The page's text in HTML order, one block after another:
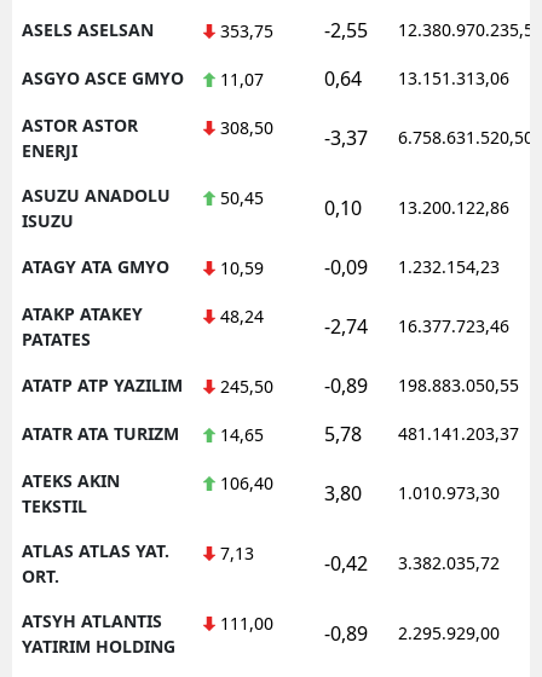
ASELS ASELSAN 353,75 -2,55 12.380.970.235,50
ASGYO ASCE GMYO 11,07 0,64 13.151.313,06
ASTOR ASTOR
ENERJI
308,50 -3,37 6.758.631.520,50
ASUZU ANADOLU
ISUZU
50,45 0,10 13.200.122,86
ATAGY ATA GMYO 10,59 -0,09 1.232.154,23
ATAKP ATAKEY
PATATES
48,24 -2,74 16.377.723,46
ATATP ATP YAZILIM 245,50 -0,89 198.883.050,55
ATATR ATA TURIZM 14,65 5,78 481.141.203,37
ATEKS AKIN
TEKSTIL
106,40 3,80 1.010.973,30
ATLAS ATLAS YAT.
ORT.
7,13 -0,42 3.382.035,72
ATSYH ATLANTIS
YATIRIM HOLDING
111,00 -0,89 2.295.929,00